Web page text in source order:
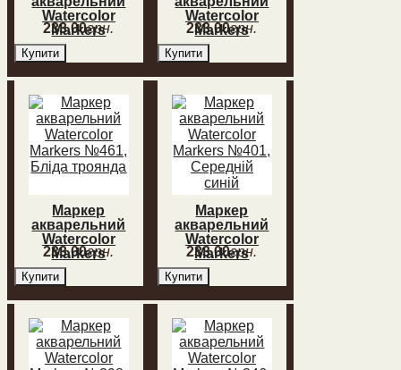
Watercolor
Markers
№514, ФЦ
Синій
233,00грн.
Купити
Watercolor
Markers
№502,
Перманентний
233,00грн.
Купити
Маркер
акварельний
Watercolor
Markers
№461, Бліда
троянда
233,00грн.
Купити
Маркер
акварельний
Watercolor
Markers
№401,
Середній
233,00грн.
Купити